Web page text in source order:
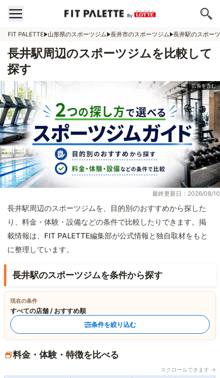
FIT PALETTE 山形県のスポーツジム 長井市のスポーツジム 長井駅のスポー
長井駅周辺のスポーツジムを比較して
探す
最終更新日：2026/08/10
長井駅周辺のスポーツジムを、目的別のおすすめから探した
り、料金・体験・設備などの条件で比較したりできます。掲
載情報は、FIT PALETTE編集部が公式情報と独自取材をもと
に整理しています。
長井駅のスポーツジムを条件から探す
現在の条件
すべての店舗 / おすすめ順
条件を絞り込む
料金・体験・特徴を比べる
スクロールできます →